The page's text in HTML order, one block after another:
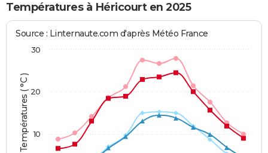
Températures à Héricourt en 2025
Températures ( °C )
Source : Linternaute.com d'après Météo France
10
20
30